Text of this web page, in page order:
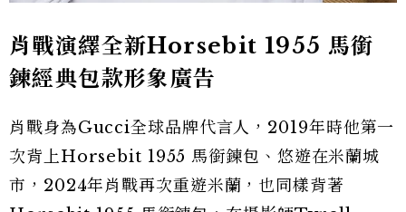
肖戰演繹全新Horsebit 1955 馬銜
鍊經典包款形象廣告
肖戰身為Gucci全球品牌代言人，2019年時他第一
次背上Horsebit 1955 馬銜鍊包、悠遊在米蘭城
市，2024年肖戰再次重遊米蘭，也同樣背著